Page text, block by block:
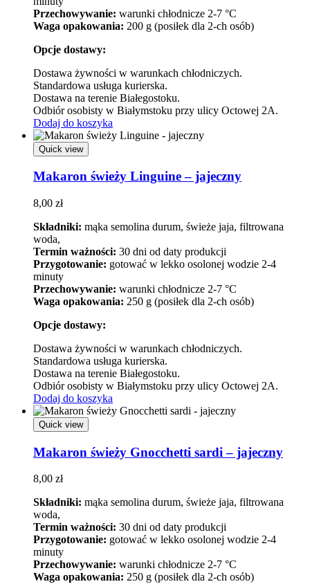
Przechowywanie: warunki chłodnicze 2-7 °C
Waga opakowania: 200 g (posiłek dla 2-ch osób)
Opcje dostawy:
Dostawa żywności w warunkach chłodniczych.
Standardowa usługa kurierska.
Dostawa na terenie Białegostoku.
Odbiór osobisty w Białymstoku przy ulicy Octowej 2A.
Dodaj do koszyka
Quick view
Makaron świeży Linguine – jajeczny
8,00 zł
Składniki: mąka semolina durum, świeże jaja, filtrowana
woda,
Termin ważności: 30 dni od daty produkcji
Przygotowanie: gotować w lekko osolonej wodzie 2-4
minuty
Przechowywanie: warunki chłodnicze 2-7 °C
Waga opakowania: 250 g (posiłek dla 2-ch osób)
Opcje dostawy:
Dostawa żywności w warunkach chłodniczych.
Standardowa usługa kurierska.
Dostawa na terenie Białegostoku.
Odbiór osobisty w Białymstoku przy ulicy Octowej 2A.
Dodaj do koszyka
Quick view
Makaron świeży Gnocchetti sardi – jajeczny
8,00 zł
Składniki: mąka semolina durum, świeże jaja, filtrowana
woda,
Termin ważności: 30 dni od daty produkcji
Przygotowanie: gotować w lekko osolonej wodzie 2-4
minuty
Przechowywanie: warunki chłodnicze 2-7 °C
Waga opakowania: 250 g (posiłek dla 2-ch osób)